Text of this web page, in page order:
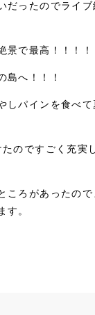
だったのでライ
景で最高！！！！
島へ！！！
しパインを食べ
のですごく充実
ころがあったの
す。